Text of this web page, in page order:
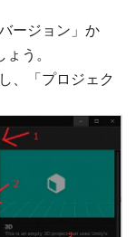
ージョン」か
う。
、「プロジェク